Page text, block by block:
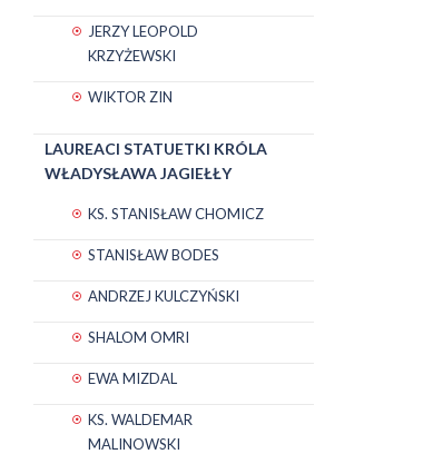
JERZY LEOPOLD
KRZYŻEWSKI
WIKTOR ZIN
LAUREACI STATUETKI KRÓLA
WŁADYSŁAWA JAGIEŁŁY
KS. STANISŁAW CHOMICZ
STANISŁAW BODES
ANDRZEJ KULCZYŃSKI
SHALOM OMRI
EWA MIZDAL
KS. WALDEMAR
MALINOWSKI